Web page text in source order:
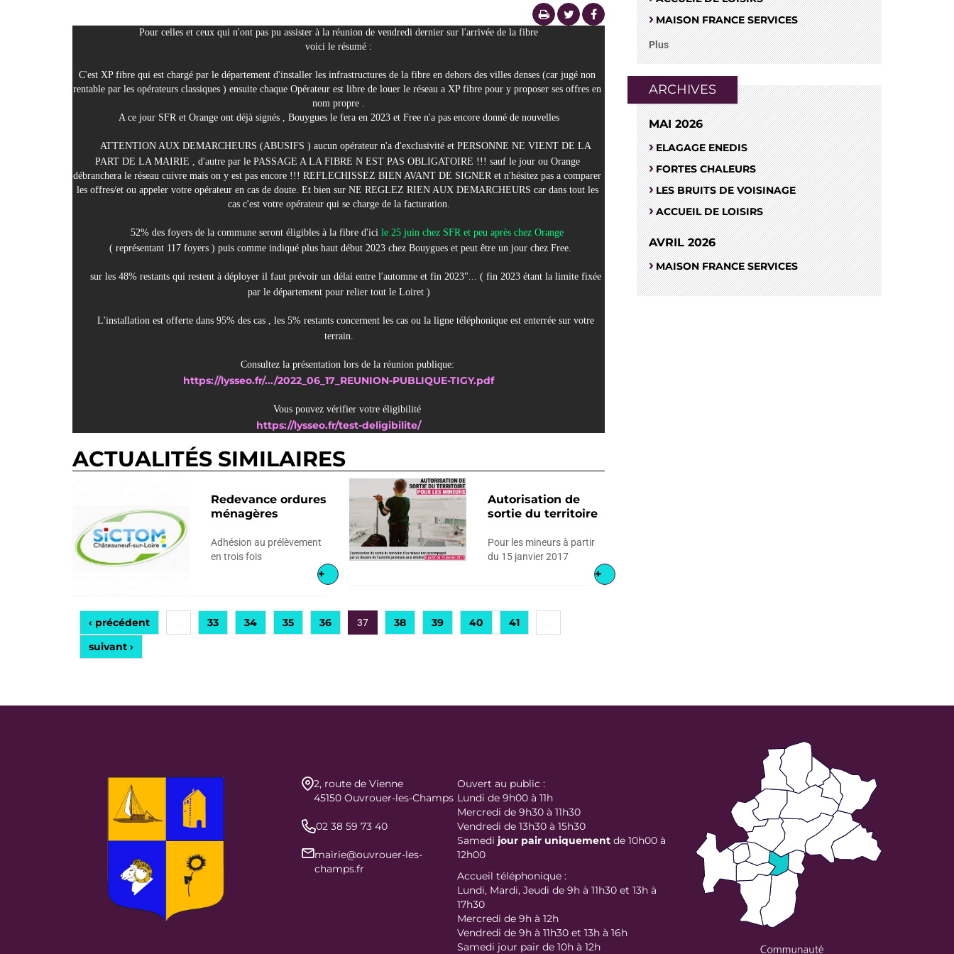
Pour celles et ceux qui n'ont pas pu assister à la réunion de vendredi dernier sur l'arrivée de la fibre
voici le résumé :
C'est XP fibre qui est chargé par le département d'installer les infrastructures de la fibre en dehors des villes denses (car jugé non
rentable par les opérateurs classiques ) ensuite chaque Opérateur est libre de louer le réseau a XP fibre pour y proposer ses offres en
nom propre .
A ce jour SFR et Orange ont déjà signés , Bouygues le fera en 2023 et Free n'a pas encore donné de nouvelles
ATTENTION AUX DEMARCHEURS (ABUSIFS ) aucun opérateur n'a d'exclusivité et PERSONNE NE VIENT DE LA
PART DE LA MAIRIE , d'autre par le PASSAGE A LA FIBRE N EST PAS OBLIGATOIRE !!! sauf le jour ou Orange
débranchera le réseau cuivre mais on y est pas encore !!! REFLECHISSEZ BIEN AVANT DE SIGNER et n'hésitez pas a comparer
les offres/et ou appeler votre opérateur en cas de doute. Et bien sur NE REGLEZ RIEN AUX DEMARCHEURS car dans tout les
cas c'est votre opérateur qui se charge de la facturation.
52% des foyers de la commune seront éligibles à la fibre d'ici le 25 juin chez SFR et peu après chez Orange
( représentant 117 foyers ) puis comme indiqué plus haut début 2023 chez Bouygues et peut être un jour chez Free.
sur les 48% restants qui restent à déployer il faut prévoir un délai entre l'automne et fin 2023"... ( fin 2023 étant la limite fixée
par le département pour relier tout le Loiret )
L'installation est offerte dans 95% des cas , les 5% restants concernent les cas ou la ligne téléphonique est enterrée sur votre
terrain.
Consultez la présentation lors de la réunion publique:
https://lysseo.fr/.../2022_06_17_REUNION-PUBLIQUE-TIGY.pdf
Vous pouvez vérifier votre éligibilité
https://lysseo.fr/test-deligibilite/
ACTUALITÉS SIMILAIRES
Redevance ordures
ménagères
Adhésion au prélèvement
en trois fois
+
Autorisation de
sortie du territoire
Pour les mineurs à partir
du 15 janvier 2017
+
‹ précédent 33 34 35 36 37 38 39 40 41
suivant ›
MAISON FRANCE SERVICES
Plus
ARCHIVES
MAI 2026
ELAGAGE ENEDIS
FORTES CHALEURS
LES BRUITS DE VOISINAGE
ACCUEIL DE LOISIRS
AVRIL 2026
MAISON FRANCE SERVICES
2, route de Vienne
45150 Ouvrouer-les-Champs
02 38 59 73 40
mairie@ouvrouer-les-
champs.fr
Ouvert au public :
Lundi de 9h00 à 11h
Mercredi de 9h30 à 11h30
Vendredi de 13h30 à 15h30
Samedi jour pair uniquementde 10h00 à
12h00
Accueil téléphonique :
Lundi, Mardi, Jeudi de 9h à 11h30 et 13h à
17h30
Mercredi de 9h à 12h
Vendredi de 9h à 11h30 et 13h à 16h
Samedi jour pair de 10h à 12h